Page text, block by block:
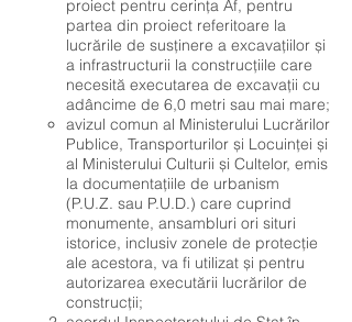
proiect pentru cerința Af, pentru
partea din proiect referitoare la
lucrările de susținere a excavațiilor și
a infrastructurii la construcțiile care
necesită executarea de excavații cu
adâncime de 6,0 metri sau mai mare;
avizul comun al Ministerului Lucrărilor
Publice, Transporturilor și Locuinței și
al Ministerului Culturii și Cultelor, emis
la documentațiile de urbanism
(P.U.Z. sau P.U.D.) care cuprind
monumente, ansambluri ori situri
istorice, inclusiv zonele de protecție
ale acestora, va fi utilizat și pentru
autorizarea executării lucrărilor de
construcții;